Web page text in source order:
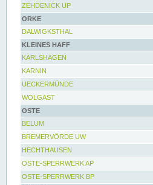
ZEHDENICK UP
ORKE
DALWIGKSTHAL
KLEINES HAFF
KARLSHAGEN
KARNIN
UECKERMÜNDE
WOLGAST
OSTE
BELUM
BREMERVÖRDE UW
HECHTHAUSEN
OSTE-SPERRWERK AP
OSTE-SPERRWERK BP